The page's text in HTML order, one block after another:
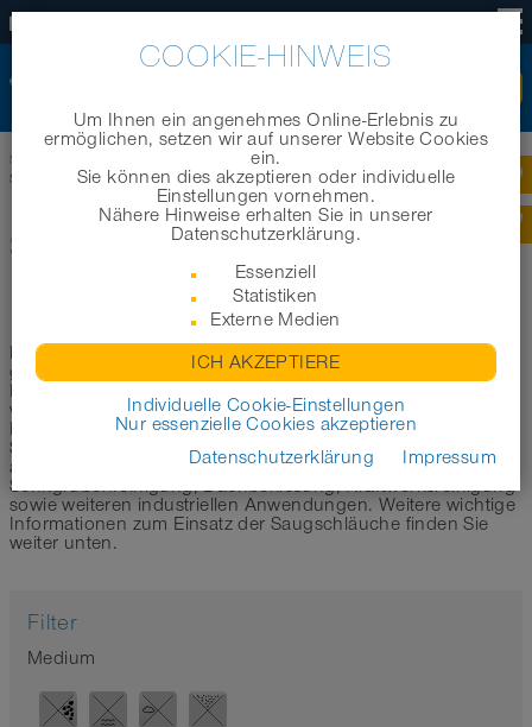
Startseite Branchenbereiche |
Schläuche für Absaug- / Entsorgungsfahrzeuge
SCHLÄUCHE FÜR ABSAUG- /
ENTSORGUNGSFAHRZEUGE
In diesem Bereich möchten wir Sie bei der Auswahl des
geeigneten Saugschlauchs für Absaug- und
Entsorgungsfahrzeuge unterstützen. Im Folgenden haben
wir eine erste Auswahl der geeignetsten Schläuche für den
Einsatz in Saugfahrzeugen und Saugbagger aus unserem
Schlauchsortiment für Sie zusammengestellt. Die hier
aufgeführten Produkte eignen sich zur Kanalisations- und
Senkgrubenreinigung, Dachbekiesung, Kraftwerksreinigung
sowie weiteren industriellen Anwendungen. Weitere wichtige
Informationen zum Einsatz der Saugschläuche finden Sie
weiter unten.
Filter
Medium
COOKIE-HINWEIS
Um Ihnen ein angenehmes Online-Erlebnis zu
ermöglichen, setzen wir auf unserer Website Cookies
ein.
Sie können dies akzeptieren oder individuelle
Einstellungen vornehmen.
Nähere Hinweise erhalten Sie in unserer
Datenschutzerklärung.
Essenziell
Statistiken
Externe Medien
ICH AKZEPTIERE
Individuelle Cookie-Einstellungen
Nur essenzielle Cookies akzeptieren
Datenschutzerklärung
Impressum